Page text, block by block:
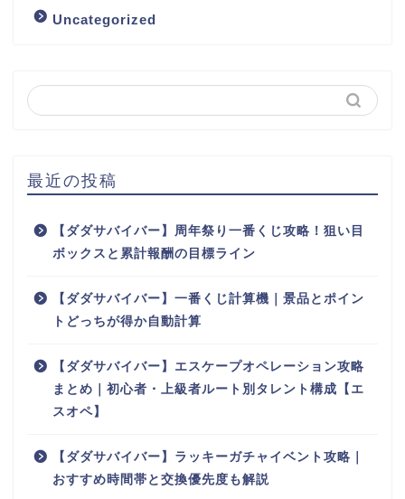
Uncategorized
最近の投稿
【ダダサバイバー】周年祭り一番くじ攻略！狙い目
ボックスと累計報酬の目標ライン
【ダダサバイバー】一番くじ計算機｜景品とポイン
トどっちが得か自動計算
【ダダサバイバー】エスケープオペレーション攻略
まとめ｜初心者・上級者ルート別タレント構成【エ
スオペ】
【ダダサバイバー】ラッキーガチャイベント攻略｜
おすすめ時間帯と交換優先度も解説